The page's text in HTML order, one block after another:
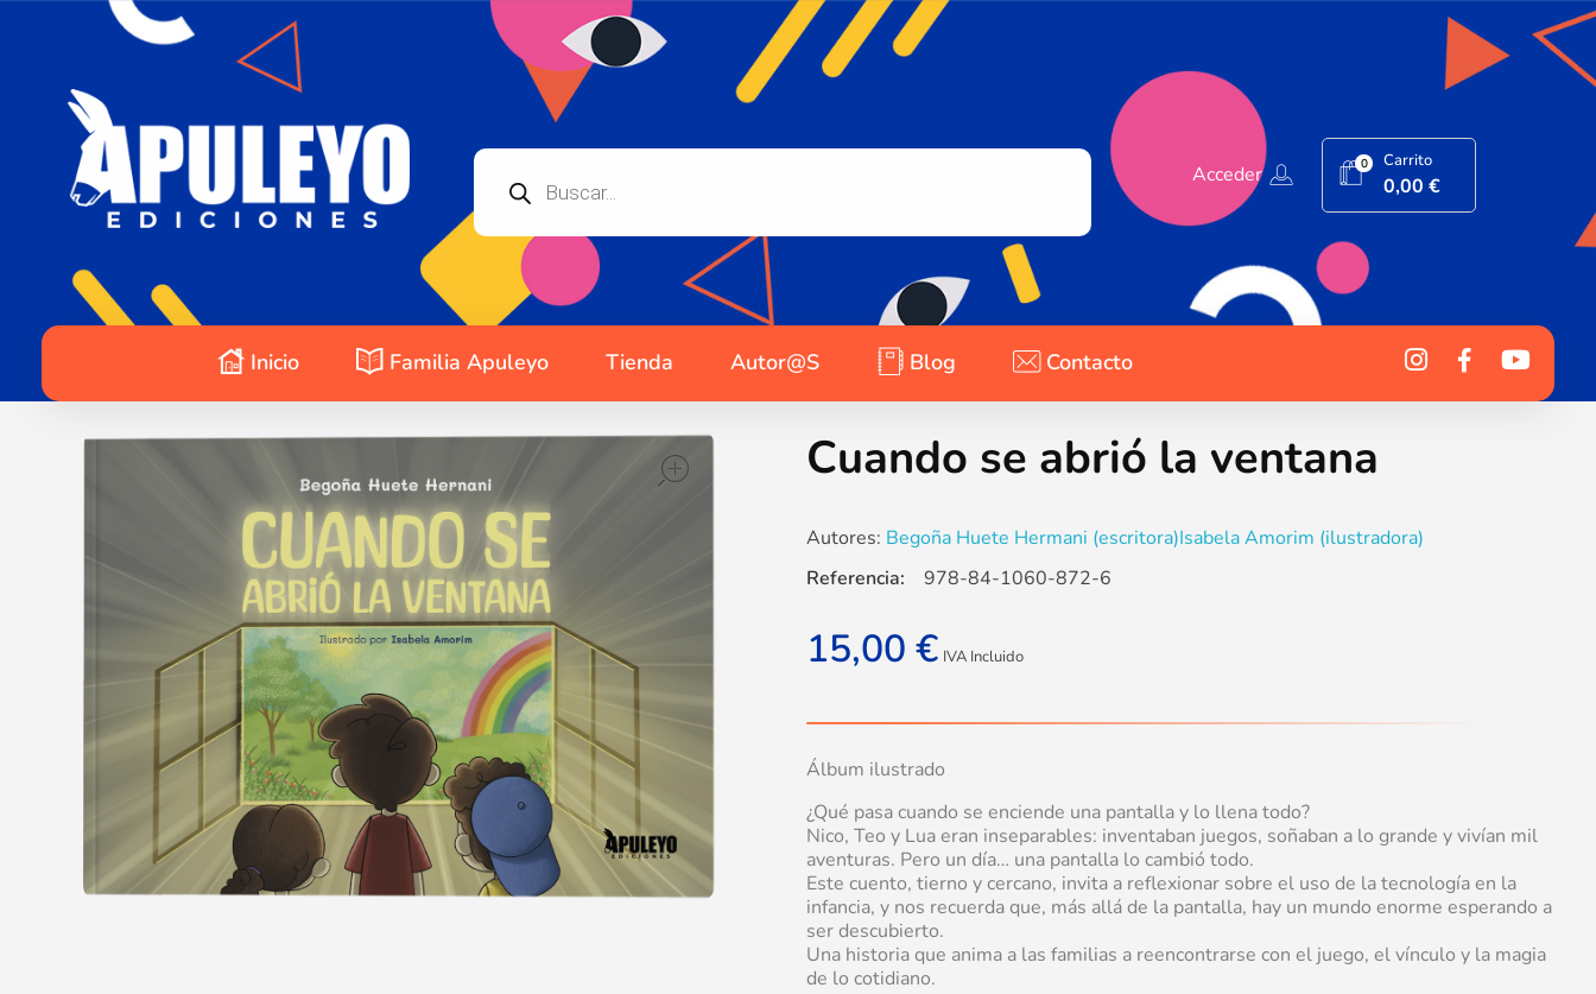
Acceder 0 Carrito
0,00€
Inicio Familia Apuleyo Tienda Autor@s Blog Contacto
Cuando se abrió la ventana
Autores: Begoña Huete Hermani (escritora)Isabela Amorim (ilustradora)
15,00 € IVA Incluido
Álbum ilustrado
¿Qué pasa cuando se enciende una pantalla y lo llena todo?
Nico, Teo y Lua eran inseparables: inventaban juegos, soñaban a lo grande y vivían mil
aventuras. Pero un día… una pantalla lo cambió todo.
Este cuento, tierno y cercano, invita a reflexionar sobre el uso de la tecnología en la
infancia, y nos recuerda que, más allá de la pantalla, hay un mundo enorme esperando a
ser descubierto.
Una historia que anima a las familias a reencontrarse con el juego, el vínculo y la magia
de lo cotidiano.
Referencia: 978-84-1060-872-6